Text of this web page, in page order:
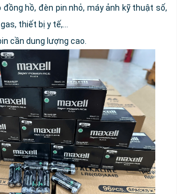
đồng hồ, đèn pin nhỏ, máy ảnh kỹ thuật số,
thiết bị y tế,…
cần dung lượng cao.